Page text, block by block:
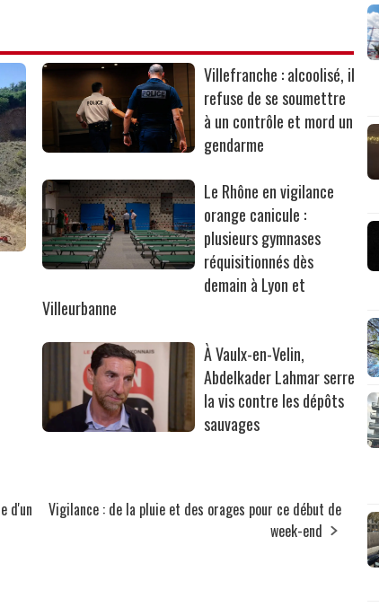
Villefranche : alcoolisé, il
refuse de se soumettre
à un contrôle et mord un
gendarme
Le Rhône en vigilance
orange canicule :
plusieurs gymnases
réquisitionnés dès
demain à Lyon et
Villeurbanne
À Vaulx-en-Velin,
Abdelkader Lahmar serre
la vis contre les dépôts
sauvages
d'un
Vigilance : de la pluie et des orages pour ce début de
week-end